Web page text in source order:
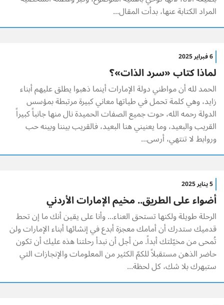
المراد الكتابة عنها، بدأت المقال...
6 فبراير 2025
لماذا كتاب «سرد الذات»؟
الحمد لله أن مواطني دولة الإمارات أينما ذهبوا يطلق عليهم أبناء
زايد، وهي كلمة تحمل في طياتها معاني كبيرة مرتبطة بمؤسس
الدولة رحمه الله، حوت جميع الصفات الحميدة نال منها جانباً كبيراً
القريب والبعيد، وما يعنيني هنا البعيد، فالقريب بيننا وبينه حب
وروابط لا تنتهي، أرسى...
5 يناير 2025
أضواء على الطريق.. مخيم الإمارات الأردني
الرحلة طويلة ولكنها تستحق العناء... وأنا على يقين أنك ما إن تحط
قدميك ستدرك أن أمامك معجزة أبدع في إنشائها أبناء الإمارات ولن
تُمحى من مخيّلتك أبداً. من أجل أن نبدأ رحلتنا هذه عليك أن تكون
حاضر الذهن مستقبلاً للكمّ الكثير من المعلومات والإنجازات التي
ستبهرك بلا شك، كل لحظة...